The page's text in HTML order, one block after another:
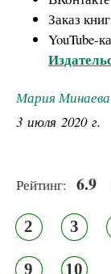
Заказ
YouTube-
Мария Минаева
3 июля 2020 г.
Рейтинг: 6.9
2 3
9 10